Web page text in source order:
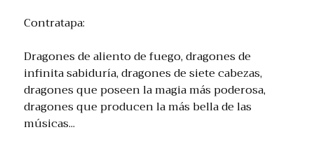
Contratapa:
Dragones de aliento de fuego, dragones de
infinita sabiduría, dragones de siete cabezas,
dragones que poseen la magia más poderosa,
dragones que producen la más bella de las
músicas...